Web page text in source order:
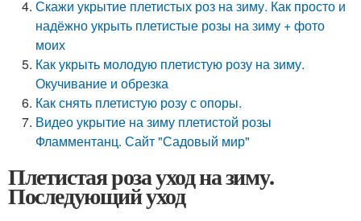
Скажи укрытие плетистых роз на зиму. Как просто и
надёжно укрыть плетистые розы на зиму + фото
моих
Как укрыть молодую плетистую розу на зиму.
Окучивание и обрезка
Как снять плетистую розу с опоры.
Видео укрытие на зиму плетистой розы
Фламментанц. Сайт "Садовый мир"
Плетистая роза уход на зиму.
Последующий уход